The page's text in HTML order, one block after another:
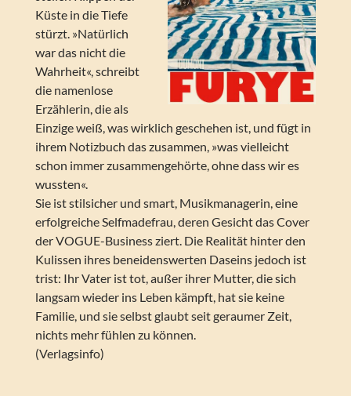
Küste in die Tiefe
stürzt. »Natürlich
war das nicht die
Wahrheit«, schreibt
die namenlose
Erzählerin, die als
Einzige weiß, was wirklich geschehen ist, und fügt in
ihrem Notizbuch das zusammen, »was vielleicht
schon immer zusammengehörte, ohne dass wir es
wussten«.
Sie ist stilsicher und smart, Musikmanagerin, eine
erfolgreiche Selfmadefrau, deren Gesicht das Cover
der VOGUE-Business ziert. Die Realität hinter den
Kulissen ihres beneidenswerten Daseins jedoch ist
trist: Ihr Vater ist tot, außer ihrer Mutter, die sich
langsam wieder ins Leben kämpft, hat sie keine
Familie, und sie selbst glaubt seit geraumer Zeit,
nichts mehr fühlen zu können.
(Verlagsinfo)